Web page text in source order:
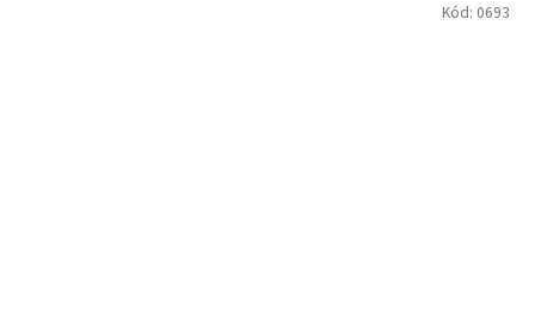
Kód: 0693